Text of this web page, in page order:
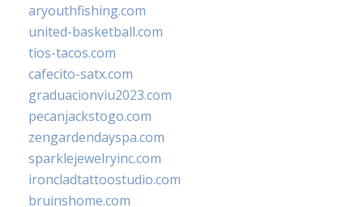
aryouthfishing.com
united-basketball.com
tios-tacos.com
cafecito-satx.com
graduacionviu2023.com
pecanjackstogo.com
zengardendayspa.com
sparklejewelryinc.com
ironcladtattoostudio.com
bruinshome.com